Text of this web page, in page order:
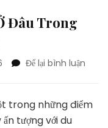
Đâu Trong
Để lại bình luận
Nha
trong những điểm
tượng với du